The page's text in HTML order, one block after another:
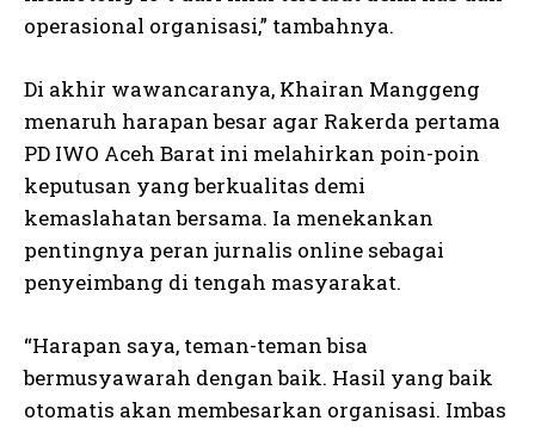
operasional organisasi,” tambahnya.
Di akhir wawancaranya, Khairan Manggeng
menaruh harapan besar agar Rakerda pertama
PD IWO Aceh Barat ini melahirkan poin-poin
keputusan yang berkualitas demi
kemaslahatan bersama. Ia menekankan
pentingnya peran jurnalis online sebagai
penyeimbang di tengah masyarakat.
“Harapan saya, teman-teman bisa
bermusyawarah dengan baik. Hasil yang baik
otomatis akan membesarkan organisasi. Imbas